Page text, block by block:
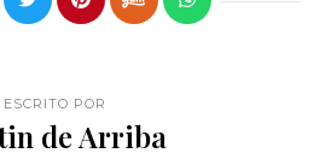
ESCRITO POR
de Arriba